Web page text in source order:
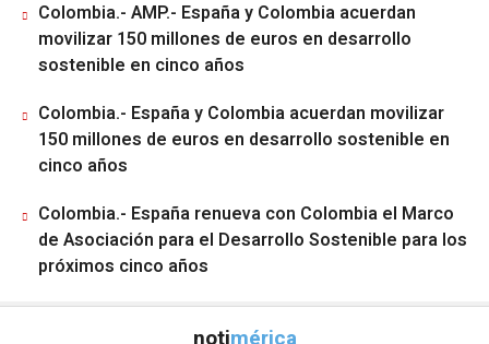
Colombia.- AMP.- España y Colombia acuerdan
movilizar 150 millones de euros en desarrollo
sostenible en cinco años
Colombia.- España y Colombia acuerdan movilizar
150 millones de euros en desarrollo sostenible en
cinco años
Colombia.- España renueva con Colombia el Marco
de Asociación para el Desarrollo Sostenible para los
próximos cinco años